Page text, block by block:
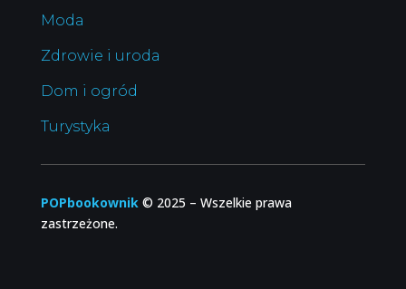
Moda
Zdrowie i uroda
Dom i ogród
Turystyka
POPbookownik© 2025 – Wszelkie prawa
zastrzeżone.